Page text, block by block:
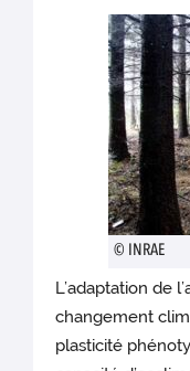
© INRAE
L’adaptation de
changement
plasticité